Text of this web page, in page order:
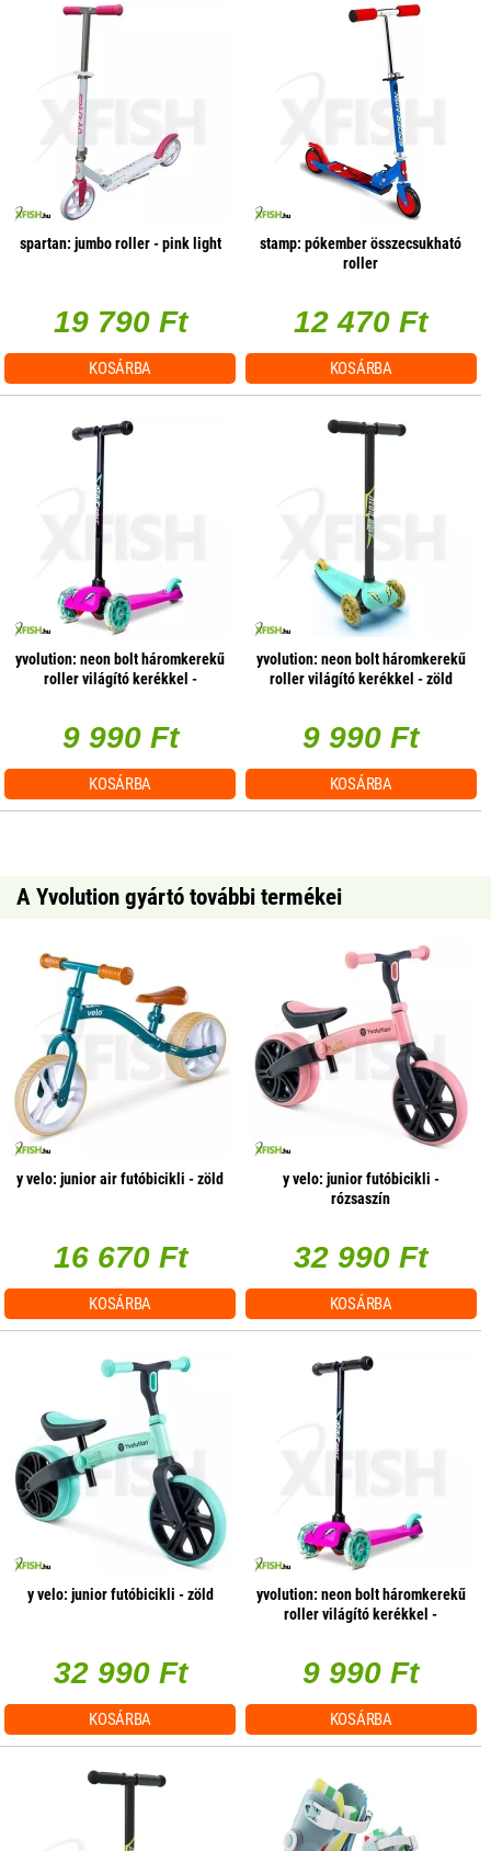
spartan: jumbo roller - pink light
19 790 Ft
KOSÁRBA
stamp: pókember összecsukható
roller
12 470 Ft
KOSÁRBA
yvolution: neon bolt háromkerekű
roller világító kerékkel -
9 990 Ft
KOSÁRBA
yvolution: neon bolt háromkerekű
roller világító kerékkel - zöld
9 990 Ft
KOSÁRBA
A Yvolution gyártó további termékei
y velo: junior air futóbicikli - zöld
16 670 Ft
KOSÁRBA
y velo: junior futóbicikli -
rózsaszín
32 990 Ft
KOSÁRBA
y velo: junior futóbicikli - zöld
32 990 Ft
KOSÁRBA
yvolution: neon bolt háromkerekű
roller világító kerékkel -
9 990 Ft
KOSÁRBA